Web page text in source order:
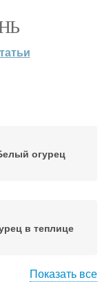
огурец
в теплице
Показать все